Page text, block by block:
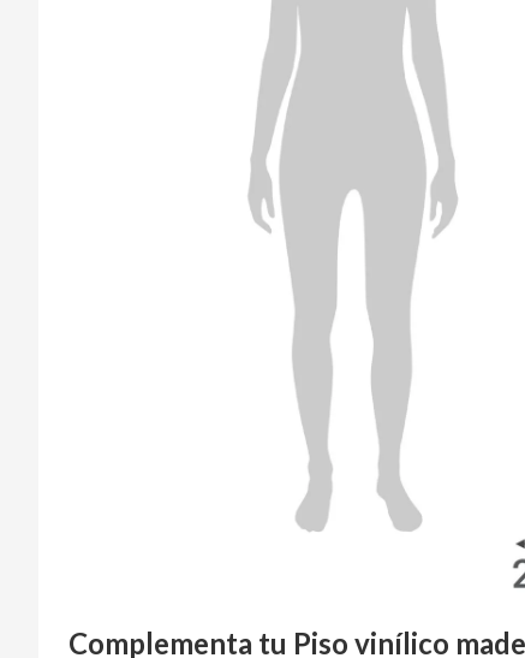
Complementa tu Piso vinílico